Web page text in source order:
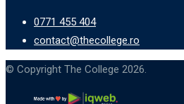
0771 455 404
contact@thecollege.ro
© Copyright The College 2026.